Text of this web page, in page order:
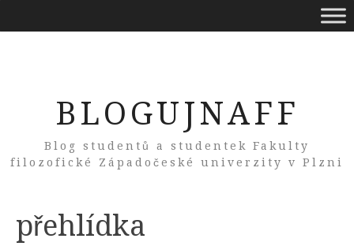
BLOGUJNAFF
Blog studentů a studentek Fakulty
filozofické Západočeské univerzity v Plzni
Tag:
přehlídka